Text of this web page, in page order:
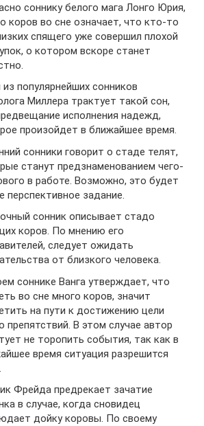
соннику белого мага Лонго Юрия,
коров во сне означает, что кто-то
спящего уже совершил плохой
о котором вскоре станет
популярнейших сонников
Миллера трактует такой сон,
исполнения надежд,
произойдет в ближайшее время.
сонники говорит о стаде телят,
станут предзнаменованием чего-
в работе. Возможно, это будет
перспективное задание.
сонник описывает стадо
коров. По мнению его
следует ожидать
от близкого человека.
соннике Ванга утверждает, что
во сне много коров, значит
на пути к достижению цели
препятствий. В этом случае автор
не торопить события, так как в
время ситуация разрешится
Фрейда предрекает зачатие
в случае, когда сновидец
дойку коровы. По своему